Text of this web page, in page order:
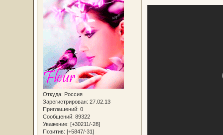
Откуда: Россия
Зарегистрирован: 27.02.13
Приглашений: 0
Сообщений: 89322
Уважение: [+30211/-28]
Позитив: [+5847/-31]